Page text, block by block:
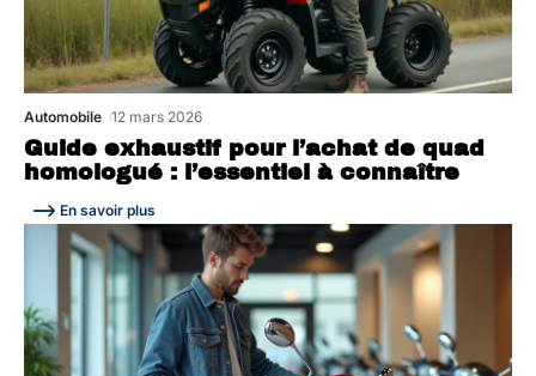
Guide exhaustif pour l’achat de quad
homologué : l’essentiel à connaître
Automobile 12 mars 2026
En savoir plus